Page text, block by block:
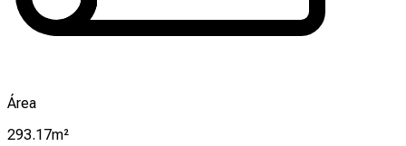
Área
293.17m²